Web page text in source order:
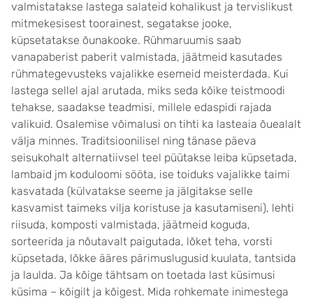
valmistatakse lastega salateid kohalikust ja tervislikust
mitmekesisest toorainest, segatakse jooke,
küpsetatakse õunakooke. Rühmaruumis saab
vanapaberist paberit valmistada, jäätmeid kasutades
rühmategevusteks vajalikke esemeid meisterdada. Kui
lastega sellel ajal arutada, miks seda kõike teistmoodi
tehakse, saadakse teadmisi, millele edaspidi rajada
valikuid. Osalemise võimalusi on tihti ka lasteaia õuealalt
välja minnes. Traditsioonilisel ning tänase päeva
seisukohalt alternatiivsel teel püütakse leiba küpsetada,
lambaid jm koduloomi sööta, ise toiduks vajalikke taimi
kasvatada (külvatakse seeme ja jälgitakse selle
kasvamist taimeks vilja koristuse ja kasutamiseni), lehti
riisuda, komposti valmistada, jäätmeid koguda,
sorteerida ja nõutavalt paigutada, lõket teha, vorsti
küpsetada, lõkke ääres pärimuslugusid kuulata, tantsida
ja laulda. Ja kõige tähtsam on toetada last küsimusi
küsima – kõigilt ja kõigest. Mida rohkemate inimestega